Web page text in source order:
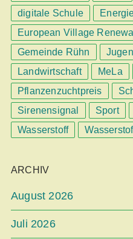
digitale Schule
European Village
Gemeinde Rühn
Landwirtschaft
MeLa
Pflanzenzuchtpreis
Sirenensignal
Sport
Wasserstoff
ARCHIV
August 2026
Juli 2026